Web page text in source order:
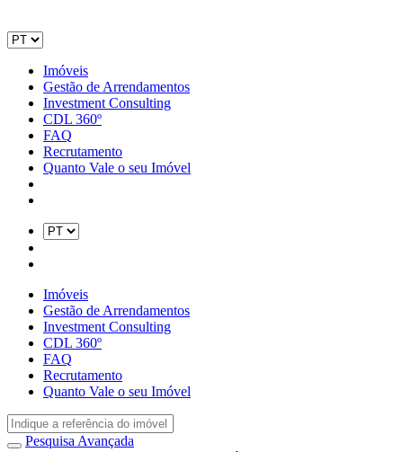
Imóveis
Gestão de Arrendamentos
Investment Consulting
CDL 360º
FAQ
Recrutamento
Quanto Vale o seu Imóvel
Imóveis
Gestão de Arrendamentos
Investment Consulting
CDL 360º
FAQ
Recrutamento
Quanto Vale o seu Imóvel
Pesquisa Avançada